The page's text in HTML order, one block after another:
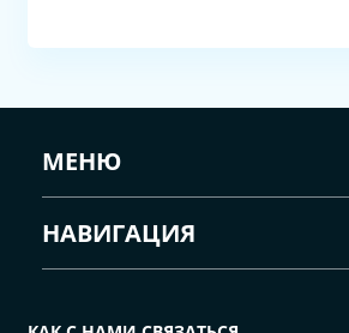
МЕНЮ
НАВИГАЦИЯ